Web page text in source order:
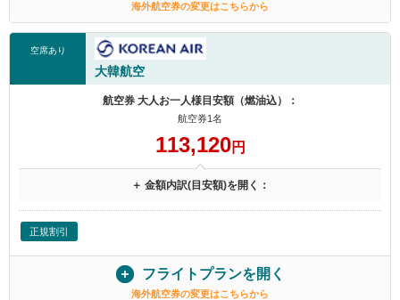
海外航空券の変更はこちらから
空席あり
大韓航空
航空券 大人お一人様目安額（燃油込）：
航空券1名
113,120円
＋ 金額内訳(目安額)を開く：
正規割引
フライトプランを開く
海外航空券の変更はこちらから